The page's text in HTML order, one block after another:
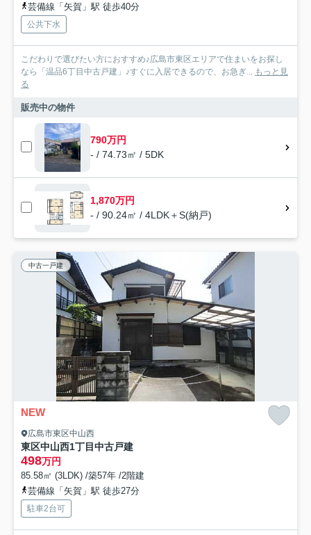
芸備線「矢賀」駅 徒歩40分
公共下水
こだわりで選びたい方におすすめ♪広島市東区エリアで住まいをお探し
なら「温品6丁目中古戸建」♪すぐに入居できるので、お急ぎ...
もっと見
る
販売中の物件
790万円
- / 74.73㎡ / 5DK
1,870万円
- / 90.24㎡ / 4LDK＋S(納戸)
中古一戸建
NEW
広島市東区中山西
東区中山西1丁目中古戸建
498万円
85.58㎡ (3LDK) /築57年 /2階建
芸備線「矢賀」駅 徒歩27分
駐車2台可